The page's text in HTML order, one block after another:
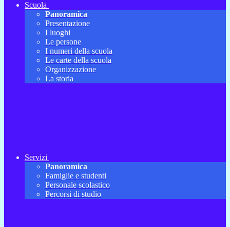
Scuola
Panoramica
Presentazione
I luoghi
Le persone
I numeri della scuola
Le carte della scuola
Organizzazione
La storia
Servizi
Panoramica
Famiglie e studenti
Personale scolastico
Percorsi di studio